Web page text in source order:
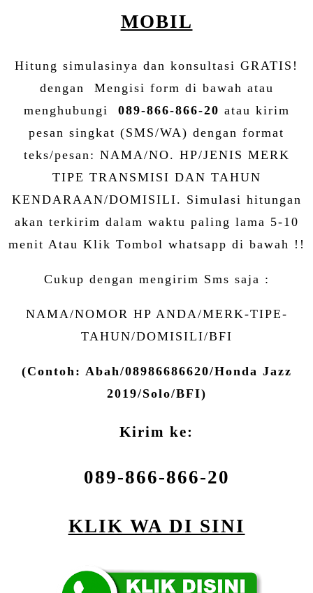
MOBIL
Hitung simulasinya dan konsultasi GRATIS!
dengan Mengisi form di bawah atau
menghubungi 089-866-866-20 atau kirim
pesan singkat (SMS/WA) dengan format
teks/pesan: NAMA/NO. HP/JENIS MERK
TIPE TRANSMISI DAN TAHUN
KENDARAAN/DOMISILI. Simulasi hitungan
akan terkirim dalam waktu paling lama 5-10
menit Atau Klik Tombol whatsapp di bawah !!
Cukup dengan mengirim Sms saja :
NAMA/NOMOR HP ANDA/MERK-TIPE-
TAHUN/DOMISILI/BFI
(Contoh: Abah/08986686620/Honda Jazz
2019/Solo/BFI)
Kirim ke:
089-866-866-20
KLIK WA DI SINI